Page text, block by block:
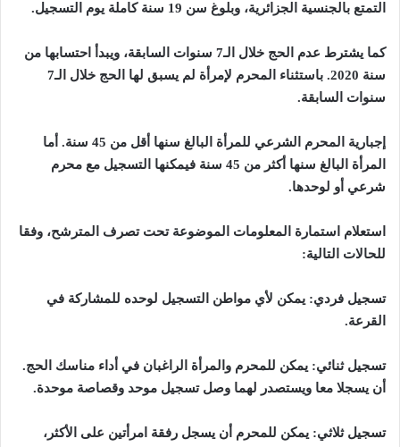
التمتع بالجنسية الجزائرية، وبلوغ سن 19 سنة كاملة يوم التسجيل
.
كما يشترط عدم الحج خلال الـ7 سنوات السابقة، ويبدأ احتسابها من
سنة 2020. باستثناء المحرم لإمرأة لم يسبق لها الحج خلال الـ7
سنوات السابقة.
إجبارية المحرم الشرعي للمرأة البالغ سنها أقل من 45 سنة. أما
المرأة البالغ سنها أكثر من 45 سنة فيمكنها التسجيل مع محرم
شرعي أو لوحدها.
استعلام استمارة المعلومات الموضوعة تحت تصرف المترشح، وفقا
للحالات التالية:
تسجيل فردي: يمكن لأي مواطن التسجيل لوحده للمشاركة في
القرعة.
تسجيل ثنائي: يمكن للمحرم والمرأة الراغبان في أداء مناسك الحج.
أن يسجلا معا ويستصدر لهما وصل تسجيل موحد وقصاصة موحدة.
تسجيل ثلاثي: يمكن للمحرم أن يسجل رفقة امرأتين على الأكثر،